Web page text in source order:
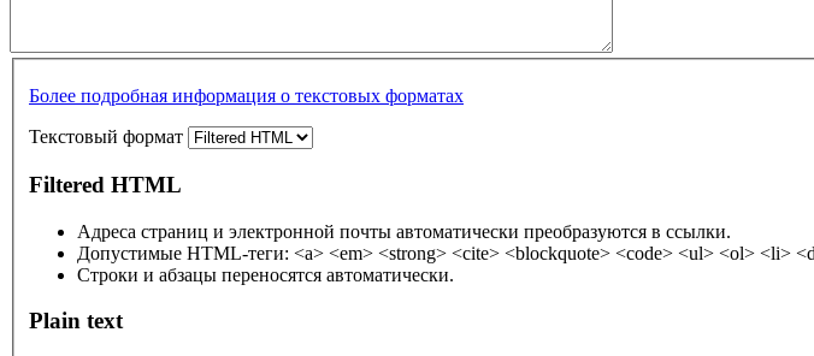
Более подробная информация о текстовых форматах
Текстовый формат
Filtered HTML
Адреса страниц и электронной почты автоматически преобразуются в ссылки.
Допустимые HTML-теги: <a> <em> <strong> <cite> <blockquote> <code> <ul> <ol> <li>
Строки и абзацы переносятся автоматически.
Plain text